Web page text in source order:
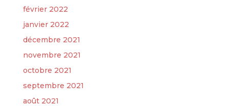
février 2022
janvier 2022
décembre 2021
novembre 2021
octobre 2021
septembre 2021
août 2021